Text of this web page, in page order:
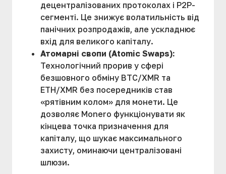
децентралізованих протоколах і P2P-
сегменті. Це знижує волатильність від
панічних розпродажів, але ускладнює
вхід для великого капіталу.
Атомарні свопи (Atomic Swaps):
Технологічний прорив у сфері
безшовного обміну BTC/XMR та
ETH/XMR без посередників став
«рятівним колом» для монети. Це
дозволяє Monero функціонувати як
кінцева точка призначення для
капіталу, що шукає максимального
захисту, оминаючи централізовані
шлюзи.